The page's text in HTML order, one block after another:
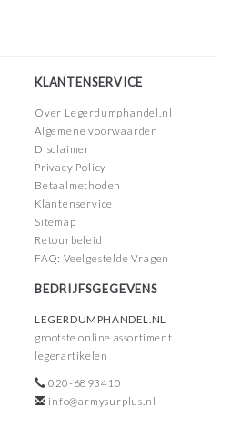
KLANTENSERVICE
Over Legerdumphandel.nl
Algemene voorwaarden
Disclaimer
Privacy Policy
Betaalmethoden
Klantenservice
Sitemap
Retourbeleid
FAQ: Veelgestelde Vragen
BEDRIJFSGEGEVENS
LEGERDUMPHANDEL.NL
grootste online assortiment
legerartikelen
020-6893410
info@armysurplus.nl